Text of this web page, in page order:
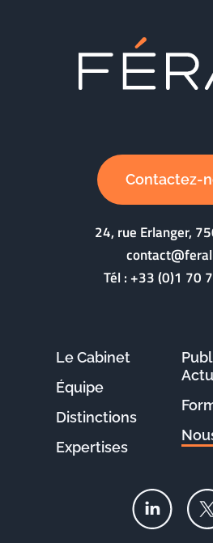
Contactez-
24, rue Erlanger,
Tél :+33 (0)1 70
Le Cabinet
Équipe
Distinctions
Expertises